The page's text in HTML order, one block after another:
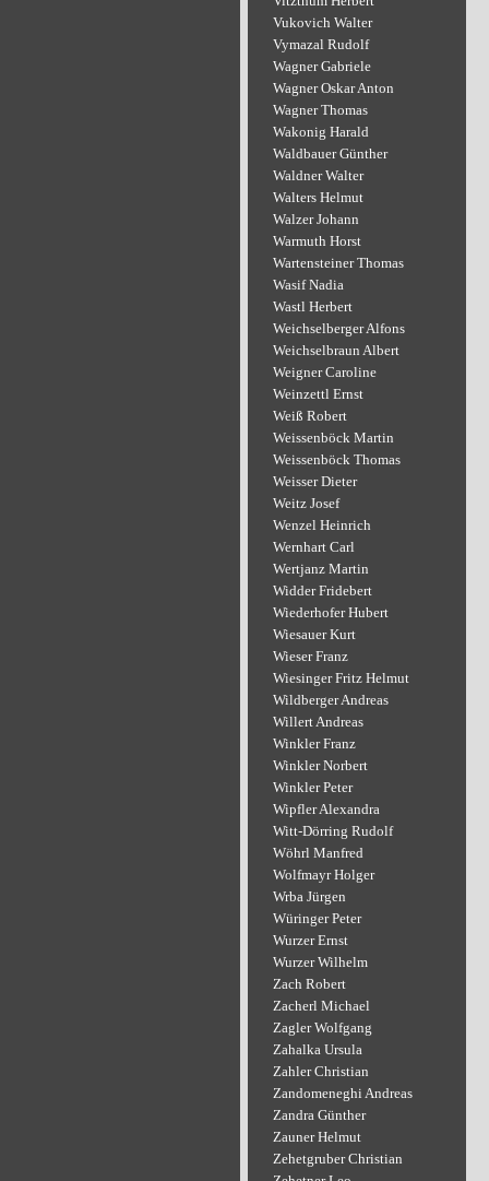
Vukovich Walter
Vymazal Rudolf
Wagner Gabriele
Wagner Oskar Anton
Wagner Thomas
Wakonig Harald
Waldbauer Günther
Waldner Walter
Walters Helmut
Walzer Johann
Warmuth Horst
Wartensteiner Thomas
Wasif Nadia
Wastl Herbert
Weichselberger Alfons
Weichselbraun Albert
Weigner Caroline
Weinzettl Ernst
Weiß Robert
Weissenböck Martin
Weissenböck Thomas
Weisser Dieter
Weitz Josef
Wenzel Heinrich
Wernhart Carl
Wertjanz Martin
Widder Fridebert
Wiederhofer Hubert
Wiesauer Kurt
Wieser Franz
Wiesinger Fritz Helmut
Wildberger Andreas
Willert Andreas
Winkler Franz
Winkler Norbert
Winkler Peter
Wipfler Alexandra
Witt-Dörring Rudolf
Wöhrl Manfred
Wolfmayr Holger
Wrba Jürgen
Würinger Peter
Wurzer Ernst
Wurzer Wilhelm
Zach Robert
Zacherl Michael
Zagler Wolfgang
Zahalka Ursula
Zahler Christian
Zandomeneghi Andreas
Zandra Günther
Zauner Helmut
Zehetgruber Christian